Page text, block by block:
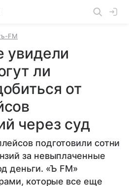
FM
увидели
ли
от
через суд
подготовили сотни
за невыплаченные
деньги. «Ъ FM»
которые все еще